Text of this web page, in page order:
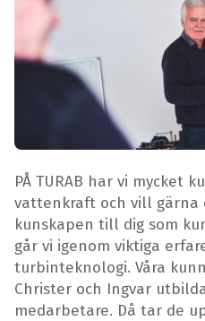
PÅ TURAB har vi mycket
vattenkraft och vill gärna
kunskapen till dig som
går vi igenom viktiga
turbinteknologi. Våra
Christer och Ingvar
medarbetare. Då tar de